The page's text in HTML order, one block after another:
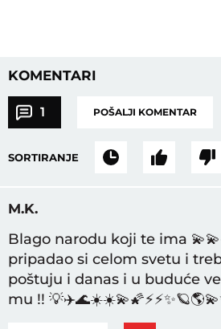
KOMENTARI
1 POŠALJI KOMENTAR
SORTIRANJE
M.K.
Blago narodu koji te ima
pripadao si celom svetu i
poštuju i danas i u buduće
mu !!